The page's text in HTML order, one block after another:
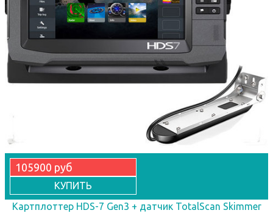
105900 руб
КУПИТЬ
Картплоттер HDS-7 Gen3 + датчик TotalScan Skimmer